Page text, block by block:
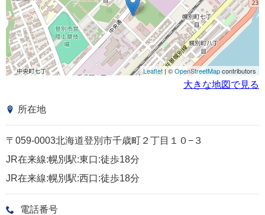
Leaflet | ©OpenStreetMapcontributors
大きな地図で見る
所在地
〒059-0003北海道登別市千歳町２丁目１０−３
JR在来線:幌別駅:東口:徒歩18分
JR在来線:幌別駅:西口:徒歩18分
電話番号